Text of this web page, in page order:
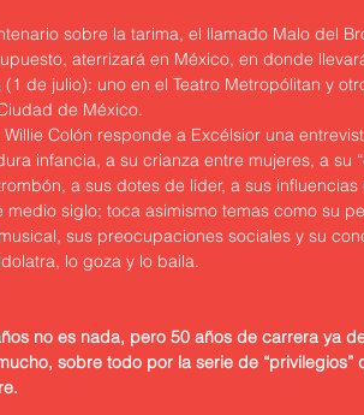
sobre la tarima, el llamado Malo del
aterrizará en México, en donde
de julio): uno en el Teatro Metropólitan y
de México.
Colón responde a Excélsior una
infancia, a su crianza entre mujeres, a su
a sus dotes de líder, a sus influencias
siglo; toca asimismo temas como su
sus preocupaciones sociales y su
lo goza y lo baila.
no es nada, pero 50 años de carrera ya
sobre todo por la serie de “privilegios”